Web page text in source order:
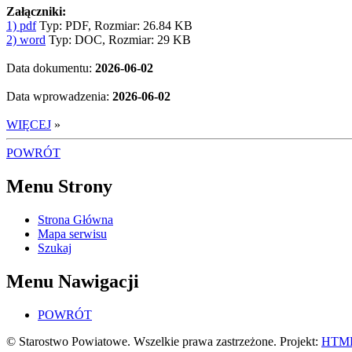
Załączniki:
1) pdfTyp: PDF, Rozmiar: 26.84 KB
2) word Typ: DOC, Rozmiar: 29 KB
Data dokumentu: 2026-06-02
Data wprowadzenia: 2026-06-02
WIĘCEJ »
POWRÓT
Menu Strony
Strona Główna
Mapa serwisu
Szukaj
Menu Nawigacji
POWRÓT
© Starostwo Powiatowe. Wszelkie prawa zastrzeżone. Projekt: